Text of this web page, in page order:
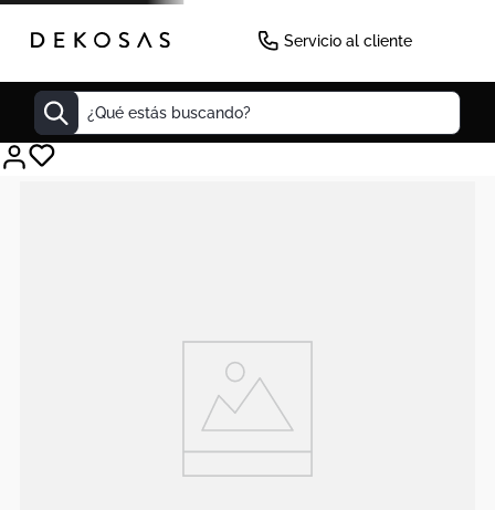
Servicio al cliente
¿Qué estás buscando?